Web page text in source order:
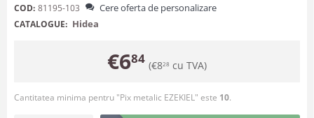
COD: 81195-103 Cere oferta de personalizare
CATALOGUE: Hidea
€684 (€828 cu TVA)
Cantitatea minima pentru "Pix metalic EZEKIEL" este 10.